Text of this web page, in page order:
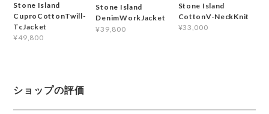
Stone Island
CuproCottonTwill-
TcJacket
¥49,800
Stone Island
DenimWorkJacket
¥39,800
Stone Island
CottonV-NeckKnit
¥33,000
ショップの評価